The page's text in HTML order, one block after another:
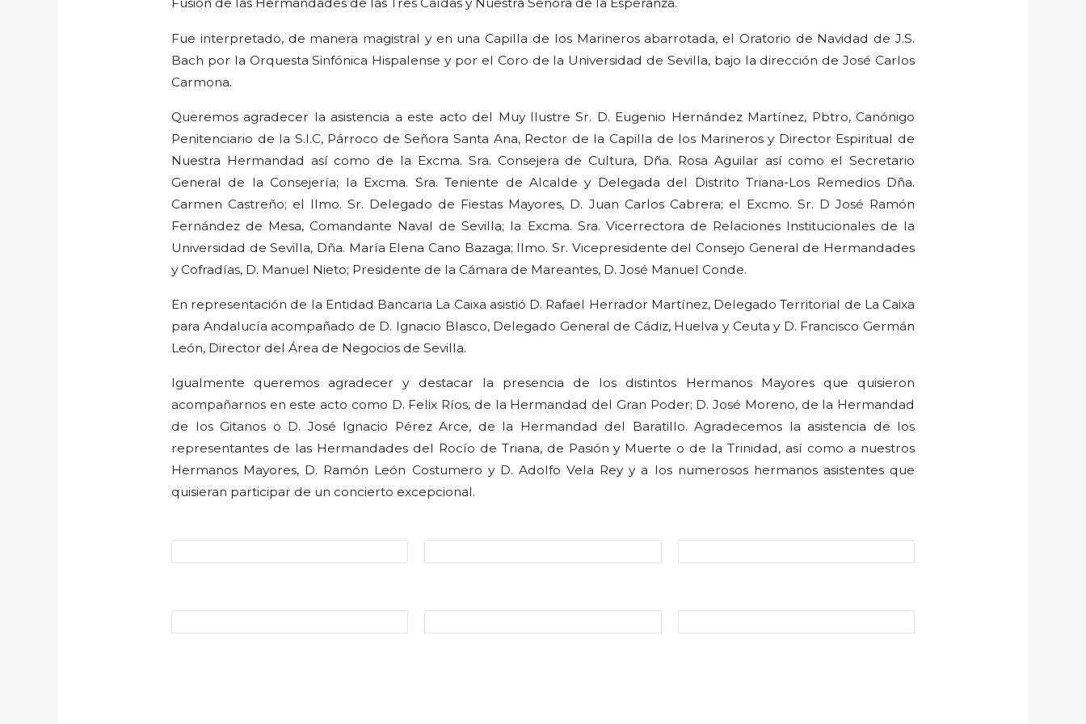
Fusión de las Hermandades de las Tres Caídas y Nuestra Señora de la Esperanza.
Fue interpretado, de manera magistral y en una Capilla de los Marineros abarrotada, el Oratorio de Navidad de J.S.
Bach por la Orquesta Sinfónica Hispalense y por el Coro de la Universidad de Sevilla, bajo la dirección de José Carlos
Carmona.
Queremos agradecer la asistencia a este acto del Muy Ilustre Sr. D. Eugenio Hernández Martínez, Pbtro, Canónigo
Penitenciario de la S.I.C, Párroco de Señora Santa Ana, Rector de la Capilla de los Marineros y Director Espiritual de
Nuestra Hermandad así como de la Excma. Sra. Consejera de Cultura, Dña. Rosa Aguilar así como el Secretario
General de la Consejería; la Excma. Sra. Teniente de Alcalde y Delegada del Distrito Triana-Los Remedios Dña.
Carmen Castreño; el Ilmo. Sr. Delegado de Fiestas Mayores, D. Juan Carlos Cabrera; el Excmo. Sr. D José Ramón
Fernández de Mesa, Comandante Naval de Sevilla; la Excma. Sra. Vicerrectora de Relaciones Institucionales de la
Universidad de Sevilla, Dña. María Elena Cano Bazaga; Ilmo. Sr. Vicepresidente del Consejo General de Hermandades
y Cofradías, D. Manuel Nieto; Presidente de la Cámara de Mareantes, D. José Manuel Conde.
En representación de la Entidad Bancaria La Caixa asistió D. Rafael Herrador Martínez, Delegado Territorial de La Caixa
para Andalucía acompañado de D. Ignacio Blasco, Delegado General de Cádiz, Huelva y Ceuta y D. Francisco Germán
León, Director del Área de Negocios de Sevilla.
Igualmente queremos agradecer y destacar la presencia de los distintos Hermanos Mayores que quisieron
acompañarnos en este acto como D. Felix Ríos, de la Hermandad del Gran Poder; D. José Moreno, de la Hermandad
de los Gitanos o D. José Ignacio Pérez Arce, de la Hermandad del Baratillo. Agradecemos la asistencia de los
representantes de las Hermandades del Rocío de Triana, de Pasión y Muerte o de la Trinidad, así como a nuestros
Hermanos Mayores, D. Ramón León Costumero y D. Adolfo Vela Rey y a los numerosos hermanos asistentes que
quisieran participar de un concierto excepcional.